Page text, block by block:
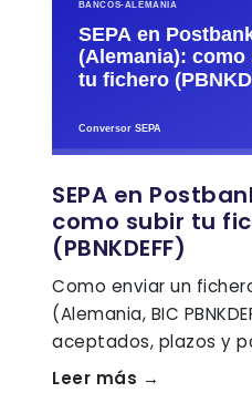
SEPA en
como subir tu
(PBNKDEFF)
Como enviar un
(Alemania, BIC
aceptados, plazos y
Leer más →